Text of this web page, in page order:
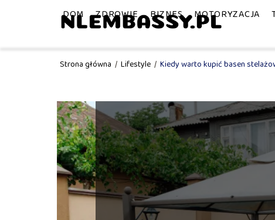
DOM ZDROWIE BIZNES MOTORYZACJA
Strona główna / Lifestyle / Kiedy warto kupić basen